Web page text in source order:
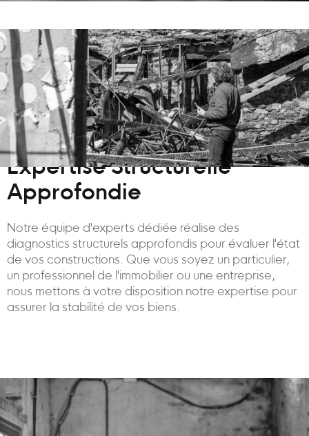
Expertise Structurelle
Approfondie
Notre équipe d'experts dédiée réalise des
diagnostics structurels approfondis pour évaluer l'état
de vos constructions. Que vous soyez un particulier,
un professionnel de l'immobilier ou une entreprise,
nous mettons à votre disposition notre expertise pour
assurer la stabilité de vos biens.